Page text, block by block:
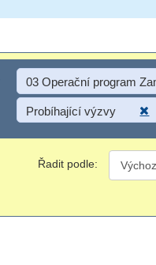
03 Operační program
Probíhající výzvy
Řadit podle: